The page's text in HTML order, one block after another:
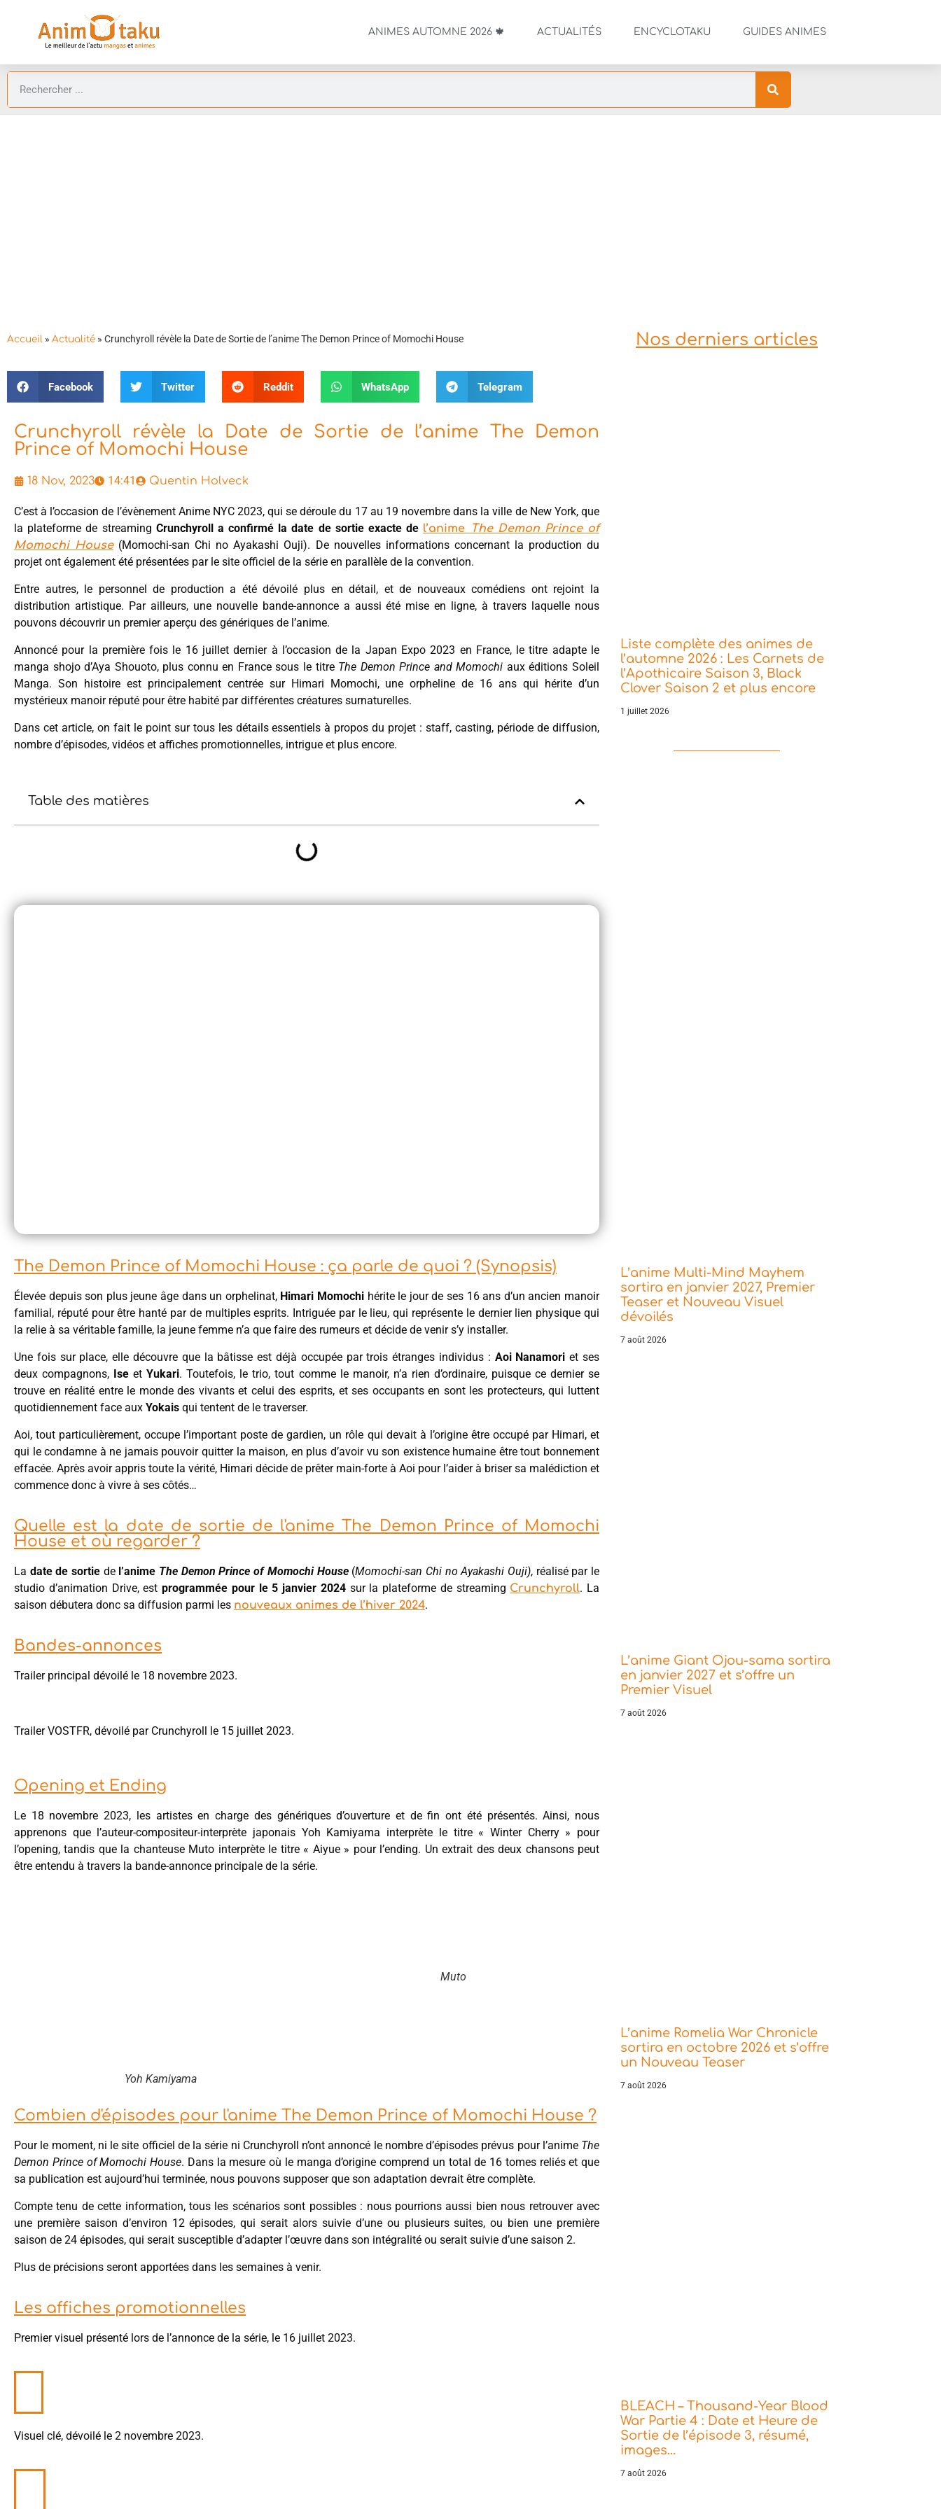
ANIMES AUTOMNE 2026 🍁 ACTUALITÉS ENCYCLOTAKU GUIDES ANIMES
Accueil » Actualité » Crunchyroll révèle la Date de Sortie de l’anime The Demon Prince of Momochi House
Facebook Twitter Reddit WhatsApp Telegram
Crunchyroll révèle la Date de Sortie de l’anime The Demon
Prince of Momochi House
18 Nov, 2023 14:41 Quentin Holveck
C’est à l’occasion de l’évènement Anime NYC 2023, qui se déroule du 17 au 19 novembre dans la ville de New York, que
la plateforme de streaming Crunchyroll a confirmé la date de sortie exacte de l’anime
The Demon Prince of
Momochi House(Momochi-san Chi no Ayakashi Ouji). De nouvelles informations concernant la production du
projet ont également été présentées par le site officiel de la série en parallèle de la convention.
Entre autres, le personnel de production a été dévoilé plus en détail, et de nouveaux comédiens ont rejoint la
distribution artistique. Par ailleurs, une nouvelle bande-annonce a aussi été mise en ligne, à travers laquelle nous
pouvons découvrir un premier aperçu des génériques de l’anime.
Annoncé pour la première fois le 16 juillet dernier à l’occasion de la Japan Expo 2023 en France, le titre adapte le
manga shojo d’Aya Shouoto, plus connu en France sous le titre The Demon Prince and Momochi aux éditions Soleil
Manga. Son histoire est principalement centrée sur Himari Momochi, une orpheline de 16 ans qui hérite d’un
mystérieux manoir réputé pour être habité par différentes créatures surnaturelles.
Dans cet article, on fait le point sur tous les détails essentiels à propos du projet : staff, casting, période de diffusion,
nombre d’épisodes, vidéos et affiches promotionnelles, intrigue et plus encore.
Table des matières
The Demon Prince of Momochi House : ça parle de quoi ? (Synopsis)
Élevée depuis son plus jeune âge dans un orphelinat, Himari Momochi hérite le jour de ses 16 ans d’un ancien manoir
familial, réputé pour être hanté par de multiples esprits. Intriguée par le lieu, qui représente le dernier lien physique qui
la relie à sa véritable famille, la jeune femme n’a que faire des rumeurs et décide de venir s’y installer.
Une fois sur place, elle découvre que la bâtisse est déjà occupée par trois étranges individus : Aoi Nanamori et ses
deux compagnons, Ise etYukari. Toutefois, le trio, tout comme le manoir, n’a rien d’ordinaire, puisque ce dernier se
trouve en réalité entre le monde des vivants et celui des esprits, et ses occupants en sont les protecteurs, qui luttent
quotidiennement face aux Yokais qui tentent de le traverser.
Aoi, tout particulièrement, occupe l’important poste de gardien, un rôle qui devait à l’origine être occupé par Himari, et
qui le condamne à ne jamais pouvoir quitter la maison, en plus d’avoir vu son existence humaine être tout bonnement
effacée. Après avoir appris toute la vérité, Himari décide de prêter main-forte à Aoi pour l’aider à briser sa malédiction et
commence donc à vivre à ses côtés…
Quelle est la date de sortie de l'anime The Demon Prince of Momochi
House et où regarder ?
La date de sortie de l’anime The Demon Prince of Momochi House(Momochi-san Chi no Ayakashi Ouji), réalisé par le
studio d’animation Drive, est programmée pour le 5 janvier 2024sur la plateforme de streaming Crunchyroll. La
saison débutera donc sa diffusion parmi les nouveaux animes de l’hiver 2024.
Bandes-annonces
Trailer principal dévoilé le 18 novembre 2023.
Trailer VOSTFR, dévoilé par Crunchyroll le 15 juillet 2023.
Opening et Ending
Le 18 novembre 2023, les artistes en charge des génériques d’ouverture et de fin ont été présentés. Ainsi, nous
apprenons que l’auteur-compositeur-interprète japonais Yoh Kamiyama interprète le titre « Winter Cherry » pour
l’opening, tandis que la chanteuse Muto interprète le titre « Aiyue » pour l’ending. Un extrait des deux chansons peut
être entendu à travers la bande-annonce principale de la série.
Yoh Kamiyama
Muto
Combien d'épisodes pour l'anime The Demon Prince of Momochi House ?
Pour le moment, ni le site officiel de la série ni Crunchyroll n’ont annoncé le nombre d’épisodes prévus pour l’anime The
Demon Prince of Momochi House. Dans la mesure où le manga d’origine comprend un total de 16 tomes reliés et que
sa publication est aujourd’hui terminée, nous pouvons supposer que son adaptation devrait être complète.
Compte tenu de cette information, tous les scénarios sont possibles : nous pourrions aussi bien nous retrouver avec
une première saison d’environ 12 épisodes, qui serait alors suivie d’une ou plusieurs suites, ou bien une première
saison de 24 épisodes, qui serait susceptible d’adapter l’œuvre dans son intégralité ou serait suivie d’une saison 2.
Plus de précisions seront apportées dans les semaines à venir.
Les affiches promotionnelles
Premier visuel présenté lors de l’annonce de la série, le 16 juillet 2023.
Visuel clé, dévoilé le 2 novembre 2023.
Nos derniers articles
Liste complète des animes de
l’automne 2026 : Les Carnets de
l’Apothicaire Saison 3, Black
Clover Saison 2 et plus encore
1 juillet 2026
L’anime Multi-Mind Mayhem
sortira en janvier 2027, Premier
Teaser et Nouveau Visuel
dévoilés
7 août 2026
L’anime Giant Ojou-sama sortira
en janvier 2027 et s’offre un
Premier Visuel
7 août 2026
L’anime Romelia War Chronicle
sortira en octobre 2026 et s’offre
un Nouveau Teaser
7 août 2026
BLEACH – Thousand-Year Blood
War Partie 4 : Date et Heure de
Sortie de l’épisode 3, résumé,
images…
7 août 2026